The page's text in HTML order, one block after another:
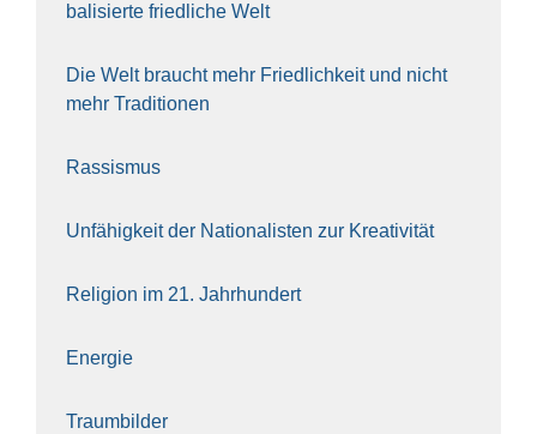
ba­li­sier­te fried­li­che Welt
Die Welt braucht mehr Fried­lich­keit und nicht
mehr Tra­di­tio­nen
Ras­sis­mus
Unfä­hig­keit der Natio­na­lis­ten zur Krea­ti­vi­tät
Reli­gi­on im 21. Jahr­hun­dert
Ener­gie
Traum­bil­der